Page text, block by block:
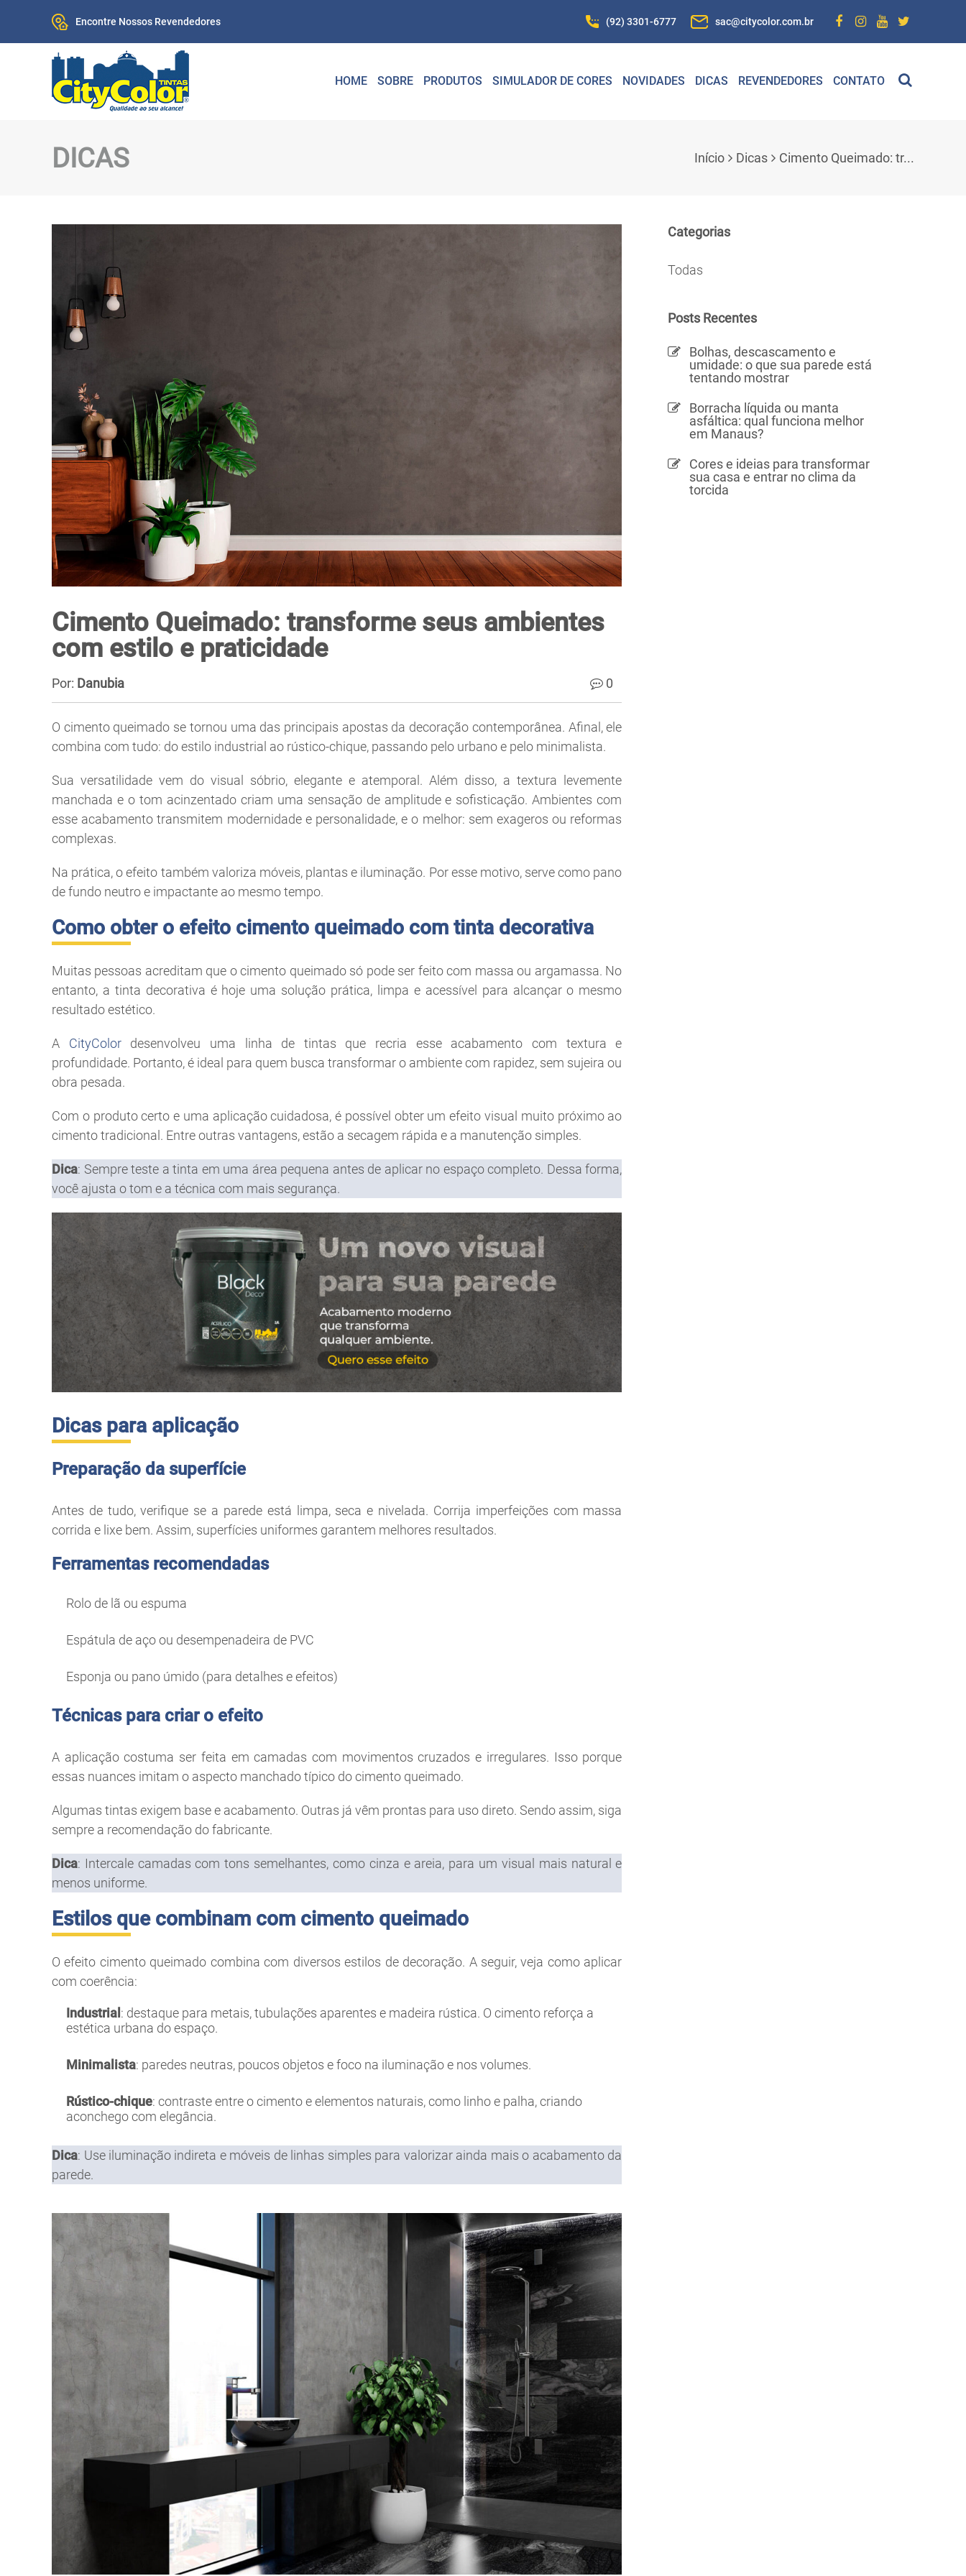
Encontre Nossos Revendedores (92) 3301-6777 sac@citycolor.com.br
HOME SOBRE PRODUTOS SIMULADOR DE CORES NOVIDADES DICAS REVENDEDORES CONTATO
DICAS Início Dicas Cimento Queimado: tr...
Cimento Queimado: transforme seus ambientes
com estilo e praticidade
Por: Danubia 0
O cimento queimado se tornou uma das principais apostas da decoração contemporânea. Afinal, ele
combina com tudo: do estilo industrial ao rústico-chique, passando pelo urbano e pelo minimalista.
Sua versatilidade vem do visual sóbrio, elegante e atemporal. Além disso, a textura levemente
manchada e o tom acinzentado criam uma sensação de amplitude e sofisticação. Ambientes com
esse acabamento transmitem modernidade e personalidade, e o melhor: sem exageros ou reformas
complexas.
Na prática, o efeito também valoriza móveis, plantas e iluminação. Por esse motivo, serve como pano
de fundo neutro e impactante ao mesmo tempo.
Como obter o efeito cimento queimado com tinta decorativa
Muitas pessoas acreditam que o cimento queimado só pode ser feito com massa ou argamassa. No
entanto, a tinta decorativa é hoje uma solução prática, limpa e acessível para alcançar o mesmo
resultado estético.
A CityColordesenvolveu uma linha de tintas que recria esse acabamento com textura e
profundidade. Portanto, é ideal para quem busca transformar o ambiente com rapidez, sem sujeira ou
obra pesada.
Com o produto certo e uma aplicação cuidadosa, é possível obter um efeito visual muito próximo ao
cimento tradicional. Entre outras vantagens, estão a secagem rápida e a manutenção simples.
Dica: Sempre teste a tinta em uma área pequena antes de aplicar no espaço completo. Dessa forma,
você ajusta o tom e a técnica com mais segurança.
Dicas para aplicação
Preparação da superfície
Antes de tudo, verifique se a parede está limpa, seca e nivelada. Corrija imperfeições com massa
corrida e lixe bem. Assim, superfícies uniformes garantem melhores resultados.
Ferramentas recomendadas
Rolo de lã ou espuma
Espátula de aço ou desempenadeira de PVC
Esponja ou pano úmido (para detalhes e efeitos)
Técnicas para criar o efeito
A aplicação costuma ser feita em camadas com movimentos cruzados e irregulares. Isso porque
essas nuances imitam o aspecto manchado típico do cimento queimado.
Algumas tintas exigem base e acabamento. Outras já vêm prontas para uso direto. Sendo assim, siga
sempre a recomendação do fabricante.
Dica: Intercale camadas com tons semelhantes, como cinza e areia, para um visual mais natural e
menos uniforme.
Estilos que combinam com cimento queimado
O efeito cimento queimado combina com diversos estilos de decoração. A seguir, veja como aplicar
com coerência:
Industrial: destaque para metais, tubulações aparentes e madeira rústica. O cimento reforça a
estética urbana do espaço.
Minimalista: paredes neutras, poucos objetos e foco na iluminação e nos volumes.
Rústico-chique: contraste entre o cimento e elementos naturais, como linho e palha, criando
aconchego com elegância.
Dica: Use iluminação indireta e móveis de linhas simples para valorizar ainda mais o acabamento da
parede.
Categorias
Todas
Posts Recentes
Bolhas, descascamento e
umidade: o que sua parede está
tentando mostrar
Borracha líquida ou manta
asfáltica: qual funciona melhor
em Manaus?
Cores e ideias para transformar
sua casa e entrar no clima da
torcida